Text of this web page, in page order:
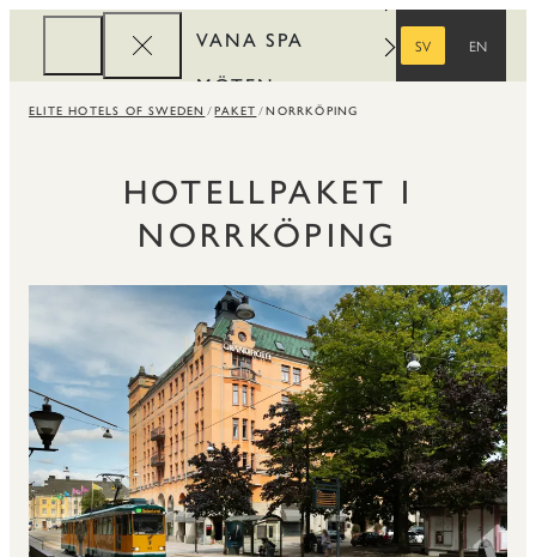
VANA SPA
MÖTEN
REWARDS
SV
EN
ELITE HOTELS OF SWEDEN PAKET NORRKÖPING
HOTELLPAKET I
NORRKÖPING